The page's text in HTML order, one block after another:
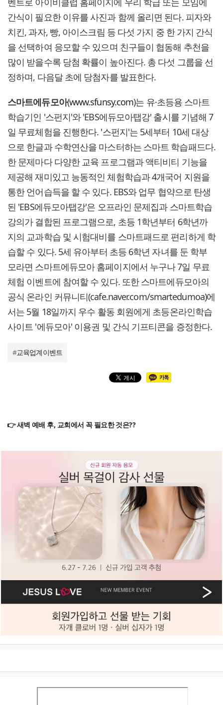
간식이 필요한 이유를 사진과 함께 올리면 된다. 피자와
치킨, 과자, 빵, 아이스크림 등 다섯 가지 중 한 가지 간식
을 선택하여 응모할 수 있으며 친구들이 협동해 추천을
많이 받을수록 당첨 확률이 높아진다. 총 다섯 그룹을 선
정하며, 다음달 초에 당첨자를 발표한다.
스마트에듀모아(www.sfunsy.com)는 유·초등용 스마트
학습기인 '스펀지'와 'EBS에듀모아탭강' 출시를 기념해 7
일 무료체험을 진행한다. '스펀지'는 5세부터 10세 대상
으로 한글과 수학연산을 마스터하는 스마트 학습패드다.
한 문제마다 다양한 교육 프로그램과 액티비티 기능을
제공해 재미있고 능동적인 체험학습과 4개국어 지원을
통한 언어습득을 할 수 있다. EBS와 업무 협약으로 탄생
된 'EBS에듀모아탭강'은 오프라인 문제집과 스마트학습
강의가 결합된 프로그램으로, 초등 1학년부터 6학년까
지의 교과학습 및 시험대비를 스마트패드로 편리하게 학
습할 수 있다. 5세 유아부터 초등 6학년 자녀를 둔 학부
모라면 스마트에듀모아 홈페이지에서 누구나 7일 무료
체험 이벤트에 참여할 수 있다. 또한 스마트에듀모아의
공식 온라인 커뮤니티(cafe.naver.com/smartedumoa)에
서는 5월 18일까지 우수 활동 회원에게 초등온라인학습
사이트 '에듀모아' 이용권 및 간식 기프티콘을 증정한다.
#교육업계이벤트
👉 새벽 예배 후, 교회에서 꼭 필요한 것은??